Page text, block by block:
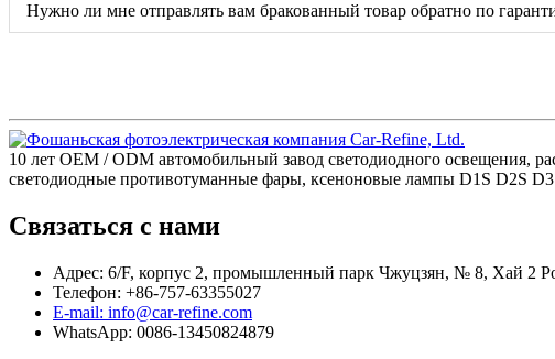
Нужно ли мне отправлять вам бракованный товар обратно по
10 лет OEM / ODM автомобильный завод светодиодного
светодиодные противотуманные фары, ксеноновые лампы D1S D2S
Связаться с нами
Адрес: 6/F, корпус 2, промышленный парк Чжуцзян, № 8, Хай 2
Телефон: +86-757-63355027
E-mail: info@car-refine.com
WhatsApp: 0086-13450824879